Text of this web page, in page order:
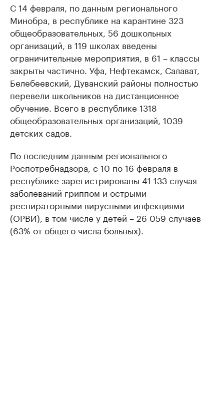
С 14 февраля, по данным регионального
Минобра, в республике на карантине 323
общеобразовательных, 56 дошкольных
организаций, в 119 школах введены
ограничительные мероприятия, в 61 – классы
закрыты частично. Уфа, Нефтекамск, Салават,
Белебеевский, Дуванский районы полностью
перевели школьников на дистанционное
обучение. Всего в республике 1318
общеобразовательных организаций, 1039
детских садов.
По последним данным регионального
Роспотребнадзора, с 10 по 16 февраля в
республике зарегистрированы 41 133 случая
заболеваний гриппом и острыми
респираторными вирусными инфекциями
(ОРВИ), в том числе у детей – 26 059 случаев
(63% от общего числа больных).